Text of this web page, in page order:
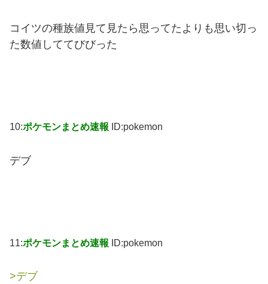
コイツの種族値見て見たら思ってたよりも思い切っ
た数値しててびびった
10:ポケモンまとめ速報 ID:pokemon
デブ
11:ポケモンまとめ速報 ID:pokemon
>デブ